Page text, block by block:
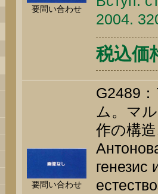
要問い合わせ
2004.
税込価
要問い合わせ
G2489
ム。マ
作の構
генезис